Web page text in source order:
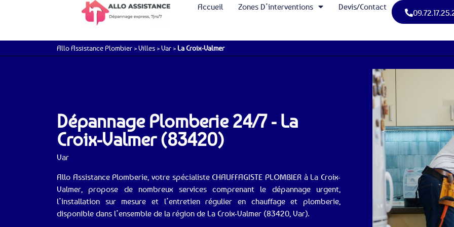
Accueil Zones D’interventions Devis/Contact
Allo Assistance Plombier >Villes >Var > La Croix-Valmer
Dépannage Plomberie 24/7 - La
Croix-Valmer (83420)
Var
Allo Assistance Plomberie, votre spécialiste CHAUFFAGISTE PLOMBIER à La Croix-
Valmer, propose de nombreux services comprenant le dépannage urgent,
l’installation sur mesure et l’entretien régulier en chauffage et plomberie,
disponible dans l’ensemble de la région de La Croix-Valmer (83420, Var).